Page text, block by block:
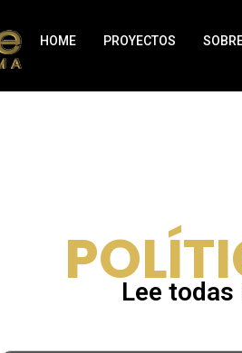
HOME PROYECTOS
Lee